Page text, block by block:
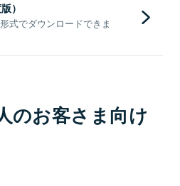
）
式でダウンロードできま
のお客さま向け